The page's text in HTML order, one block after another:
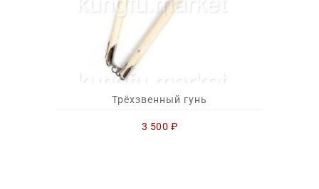
Трёхзвенный гунь
3 500 ₽